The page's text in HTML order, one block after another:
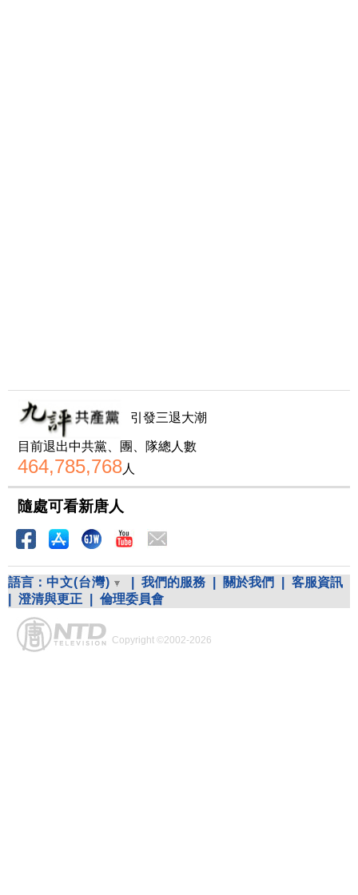
引發三退大潮
目前退出中共黨、團、隊總人數
464,785,768人
隨處可看新唐人
語言： 中文(台灣) 我們的服務 關於我們
客服資訊
澄清與更正 倫理委員會
Copyright ©2002-2026